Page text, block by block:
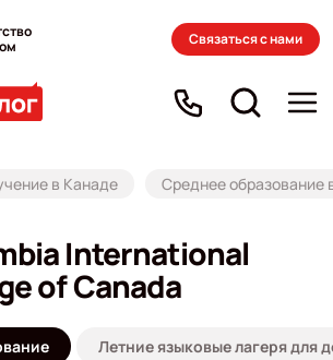
Связаться с нами
в Канаде Среднее образование
International
of Canada
Летние языковые лагеря для